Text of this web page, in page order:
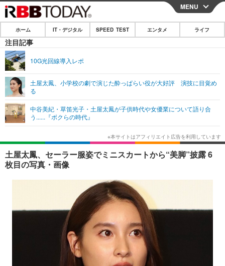
CLOSE
ホーム
IT・デジタル
ショッピング その他
SPEED TEST
エンタメ
エンタメTOP
韓国・芸能
音楽 スポーツ
ライフ
ライフTOP グルメ
ペット ショッピング
その他
リリース一覧
プッシュ通知の停止方法
MENU
ホーム IT・デジタル SPEED TEST エンタメ ライフ
注目記事
10G光回線導入レポ
土屋太鳳、小学校の劇で演じた酔っぱらい役が大好評 演技に目覚め
る
中谷美紀・草笛光子・土屋太鳳が子供時代や女優業について語り合
う......『ボクらの時代』
土屋太鳳、セーラー服姿でミニスカートから“美脚”披露 6
枚目の写真・画像